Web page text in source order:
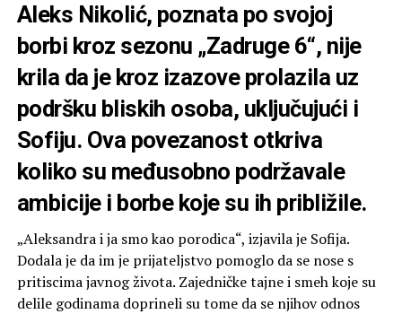
Aleks Nikolić, poznata po svojoj
borbi kroz sezonu „Zadruge 6“, nije
krila da je kroz izazove prolazila uz
podršku bliskih osoba, uključujući i
Sofiju. Ova povezanost otkriva
koliko su međusobno podržavale
ambicije i borbe koje su ih približile.
„Aleksandra i ja smo kao porodica“, izjavila je Sofija.
Dodala je da im je prijateljstvo pomoglo da se nose s
pritiscima javnog života. Zajedničke tajne i smeh koje su
delile godinama doprineli su tome da se njihov odnos